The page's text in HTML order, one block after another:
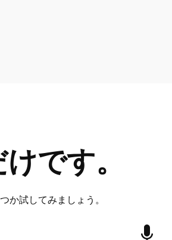
です。
か試してみましょう。